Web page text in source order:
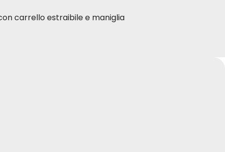
carrello estraibile e maniglia